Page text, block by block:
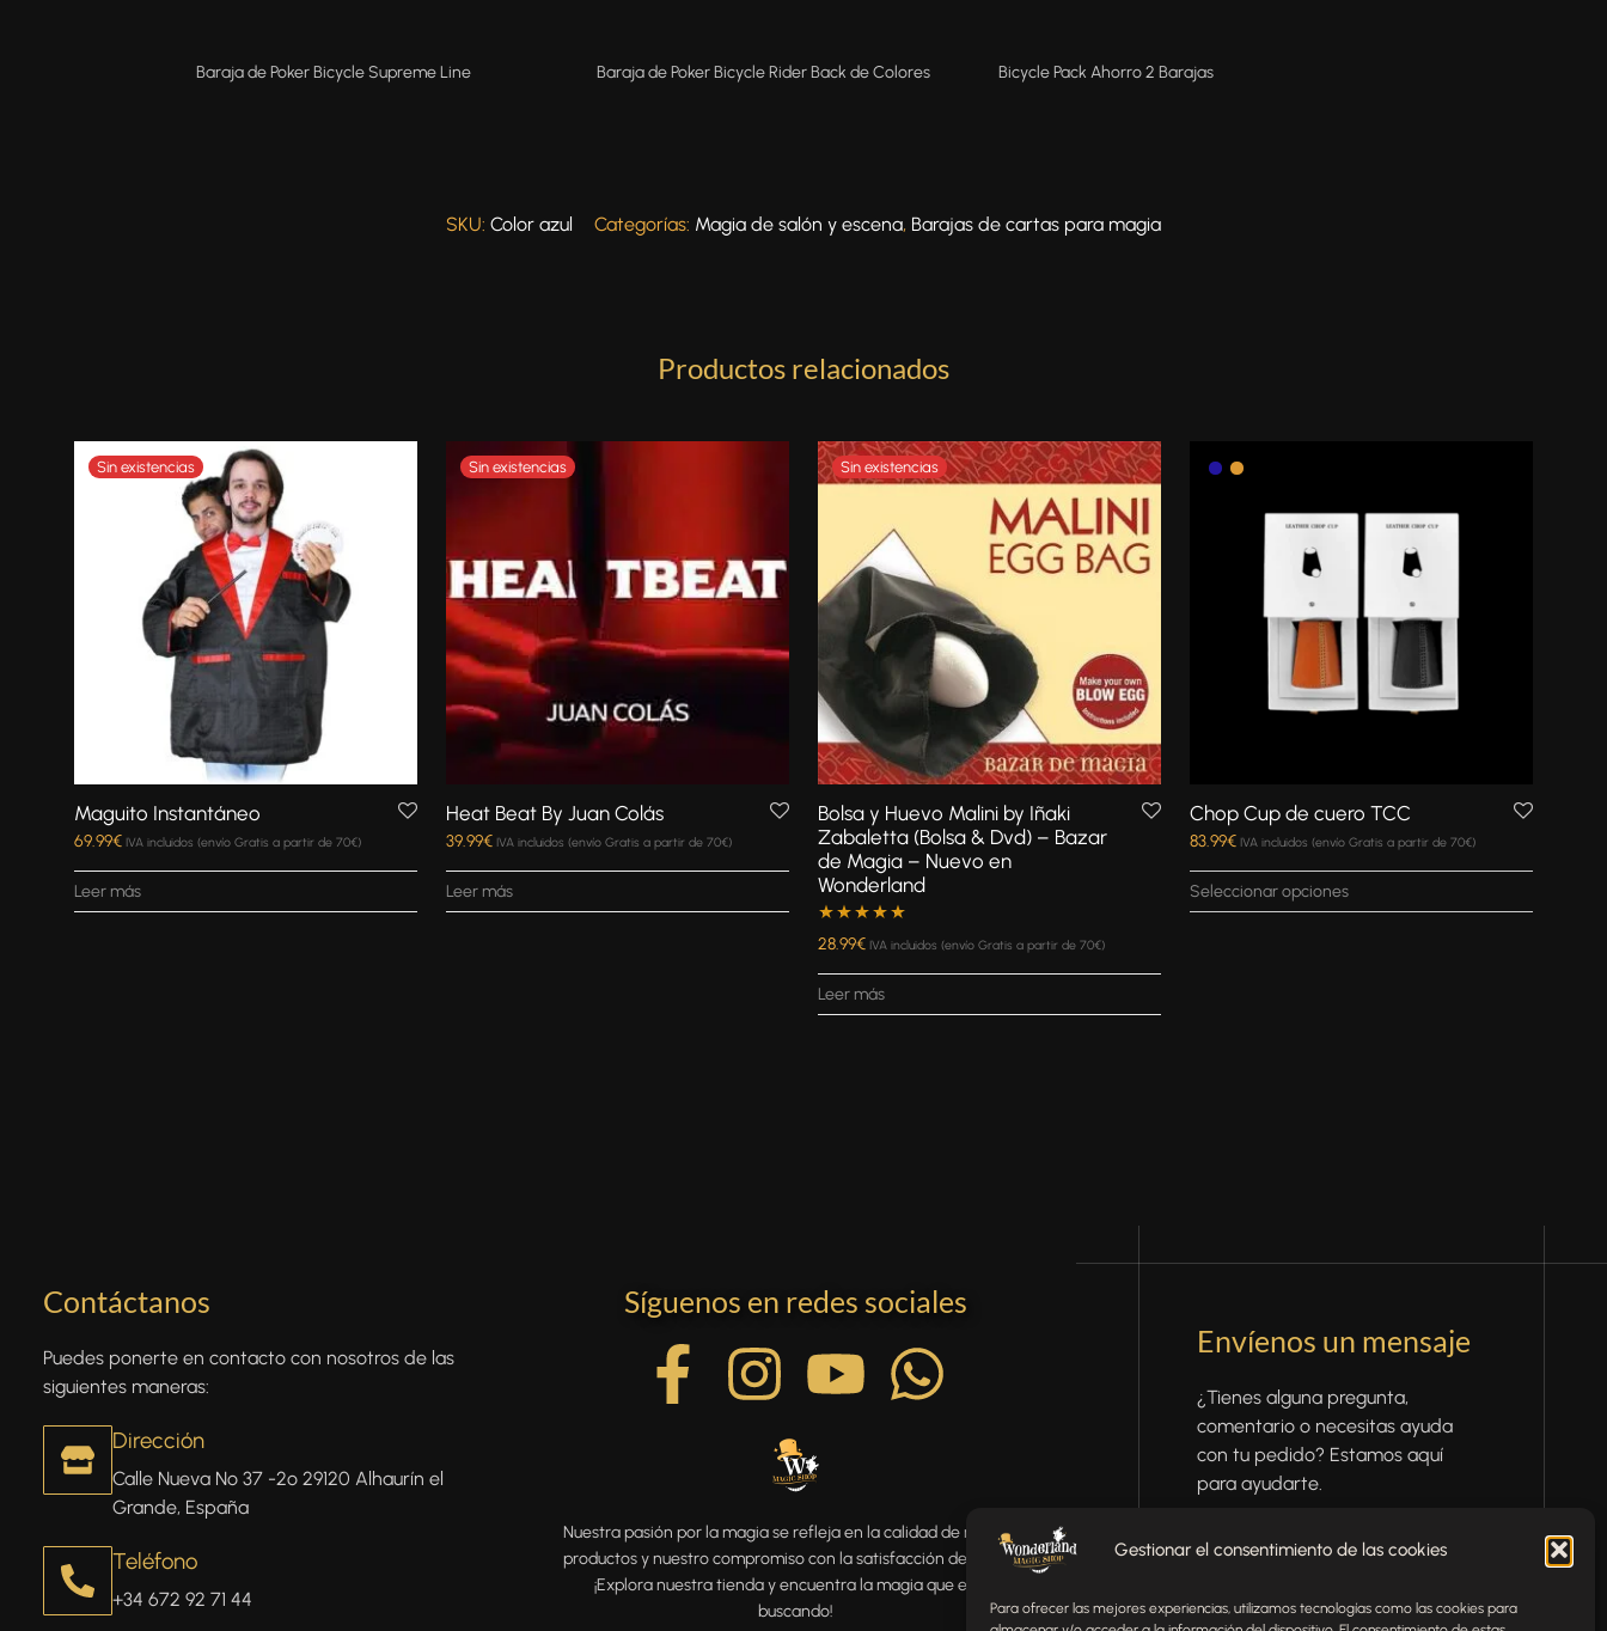
Gestionar el consentimiento de las cookies
Para ofrecer las mejores experiencias, utilizamos tecnologías como las cookies para
Baraja de Poker Bicycle Supreme Line Baraja de Poker Bicycle Rider Back de Colores Bicycle Pack Ahorro 2 Barajas
SKU: Color azul Categorías: Magia de salón y escena, Barajas de cartas para magia
Productos relacionados
Maguito Instantáneo
69.99€ IVA incluidos (envío Gratis a partir de 70€)
Leer más
Heat Beat By Juan Colás
39.99€ IVA incluidos (envío Gratis a partir de 70€)
Leer más
Bolsa y Huevo Malini by Iñaki
Zabaletta (Bolsa & Dvd) – Bazar
de Magia – Nuevo en
Wonderland
Valorado con
5.00de 5
28.99€ IVA incluidos (envío Gratis a partir de 70€)
Leer más
Chop Cup de cuero TCC
83.99€ IVA incluidos (envío Gratis a partir de 70€)
Seleccionar opciones
Contáctanos
Puedes ponerte en contacto con nosotros de las
siguientes maneras:
Dirección
Calle Nueva Nº 37 -2º 29120 Alhaurín el
Grande, España
Teléfono
+34 672 92 71 44
Síguenos en redes sociales
Nuestra pasión por la magia se refleja en la calidad de nuestros
productos y nuestro compromiso con la satisfacción del cliente.
¡Explora nuestra tienda y encuentra la magia que estás
buscando!
Envíenos un mensaje
¿Tienes alguna pregunta,
comentario o necesitas ayuda
con tu pedido? Estamos aquí
para ayudarte.
TELÉFONO EMAIL